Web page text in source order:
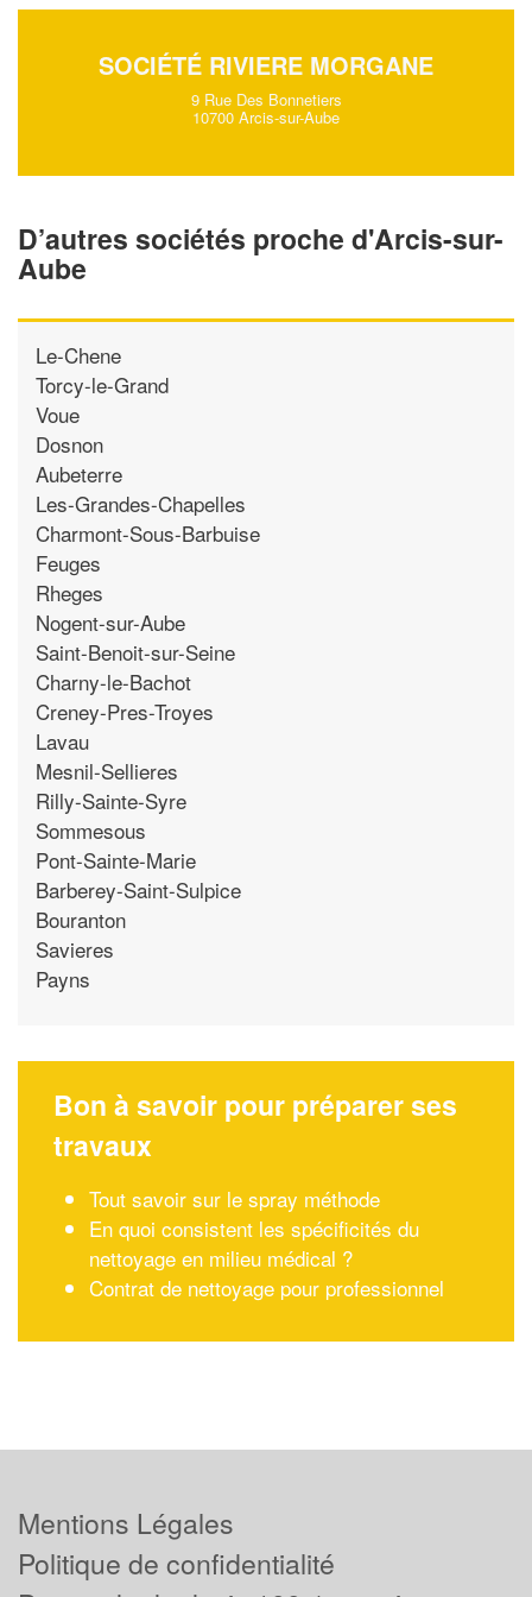
SOCIÉTÉ RIVIERE MORGANE
9 Rue Des Bonnetiers
10700 Arcis-sur-Aube
D’autres sociétés proche d'Arcis-sur-
Aube
Le-Chene
Torcy-le-Grand
Voue
Dosnon
Aubeterre
Les-Grandes-Chapelles
Charmont-Sous-Barbuise
Feuges
Rheges
Nogent-sur-Aube
Saint-Benoit-sur-Seine
Charny-le-Bachot
Creney-Pres-Troyes
Lavau
Mesnil-Sellieres
Rilly-Sainte-Syre
Sommesous
Pont-Sainte-Marie
Barberey-Saint-Sulpice
Bouranton
Savieres
Payns
Bon à savoir pour préparer ses
travaux
Tout savoir sur le spray méthode
En quoi consistent les spécificités du
nettoyage en milieu médical ?
Contrat de nettoyage pour professionnel
Mentions Légales
Politique de confidentialité